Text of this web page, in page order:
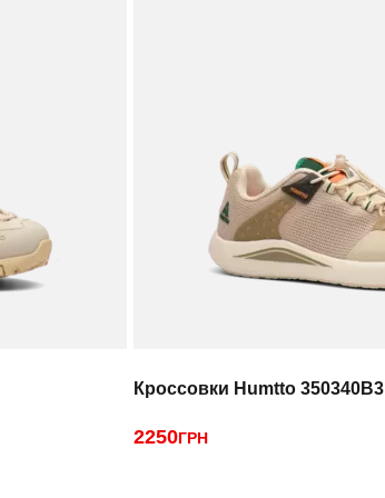
Кроссовки Humtto 350340B3
2250ГРН